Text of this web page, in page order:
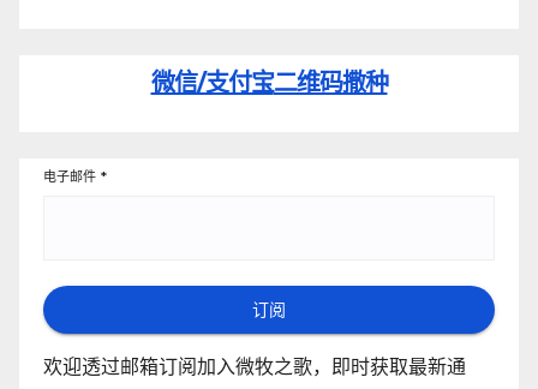
微信/支付宝二维码撒种
电子邮件 *
订阅
欢迎透过邮箱订阅加入微牧之歌，即时获取最新通